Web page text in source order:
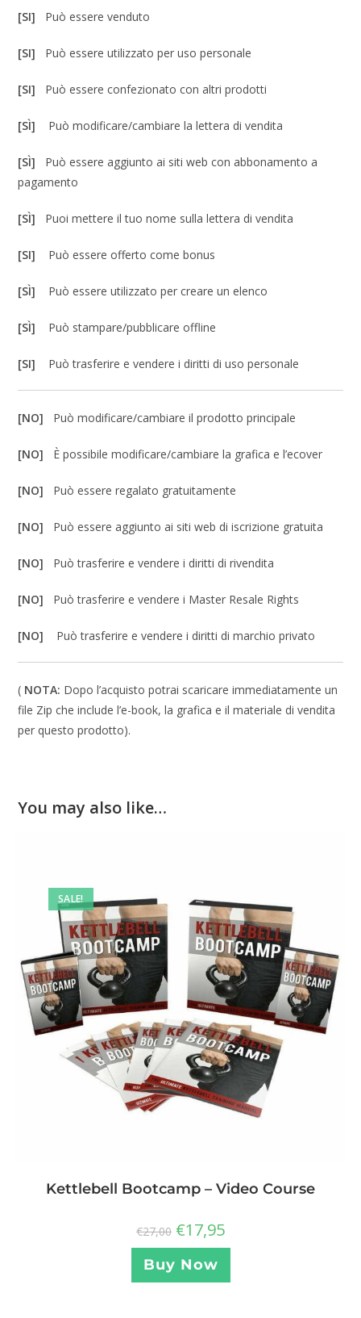
[SI] Può essere venduto
[SI] Può essere utilizzato per uso personale
[SI] Può essere confezionato con altri prodotti
[SÌ] Può modificare/cambiare la lettera di vendita
[SÌ] Può essere aggiunto ai siti web con abbonamento a
pagamento
[SÌ] Puoi mettere il tuo nome sulla lettera di vendita
[SI] Può essere offerto come bonus
[SÌ] Può essere utilizzato per creare un elenco
[SÌ] Può stampare/pubblicare offline
[SI] Può trasferire e vendere i diritti di uso personale
[NO] Può modificare/cambiare il prodotto principale
[NO] È possibile modificare/cambiare la grafica e l’ecover
[NO] Può essere regalato gratuitamente
[NO] Può essere aggiunto ai siti web di iscrizione gratuita
[NO] Può trasferire e vendere i diritti di rivendita
[NO] Può trasferire e vendere i Master Resale Rights
[NO] Può trasferire e vendere i diritti di marchio privato
( NOTA: Dopo l’acquisto potrai scaricare immediatamente un
file Zip che include l’e-book, la grafica e il materiale di vendita
per questo prodotto).
You may also like…
SALE!
Kettlebell Bootcamp – Video Course
€27,00 €17,95
Buy Now